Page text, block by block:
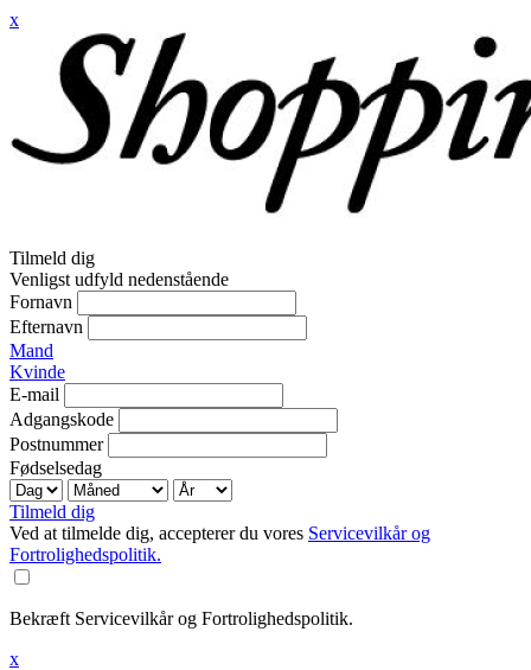
x
Tilmeld dig
Venligst udfyld nedenstående
Fornavn
Efternavn
Mand
Kvinde
E-mail
Adgangskode
Postnummer
Fødselsedag
Tilmeld dig
Ved at tilmelde dig, accepterer du vores Servicevilkår og
Fortrolighedspolitik.
Bekræft Servicevilkår og Fortrolighedspolitik.
x